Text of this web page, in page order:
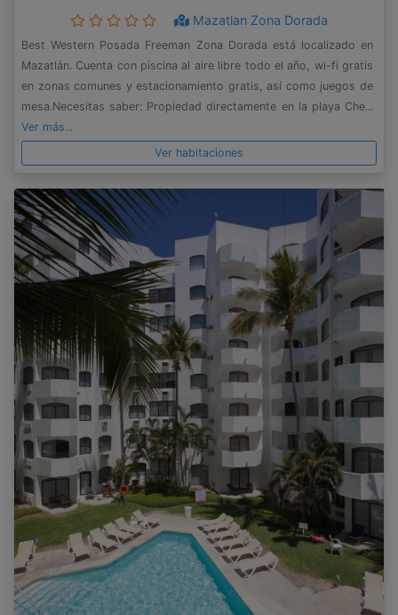
Mazatlan Zona Dorada
Best Western Posada Freeman Zona Dorada está localizado en
Mazatlán. Cuenta con piscina al aire libre todo el año, wi-fi gratis
en zonas comunes y estacionamiento gratis, así como juegos de
mesa.Necesitas saber: Propiedad directamente en la playa Che...
Ver más...
Ver habitaciones